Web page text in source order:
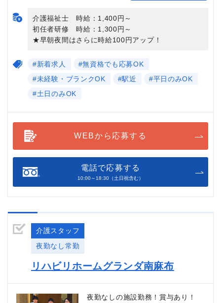
介護福祉士 時給：1,400円～
初任者研修 時給：1,300円～
★早朝夜間はさらに時給100円アップ！
#新着求人
#無資格でも応募OK
#未経験・ブランクOK
#駅近
#平日のみOK
#土日のみOK
WEBから応募する
電話で応募する
10:00～18:30（土日祝含む）
介護スタッフ
夜勤なし常勤
リハビリホームグランダ南麻布
夜勤なしの施設勤務！賞与あり！